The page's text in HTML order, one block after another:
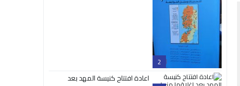
2
اعادة افتتاح كنيسة المهد بعد